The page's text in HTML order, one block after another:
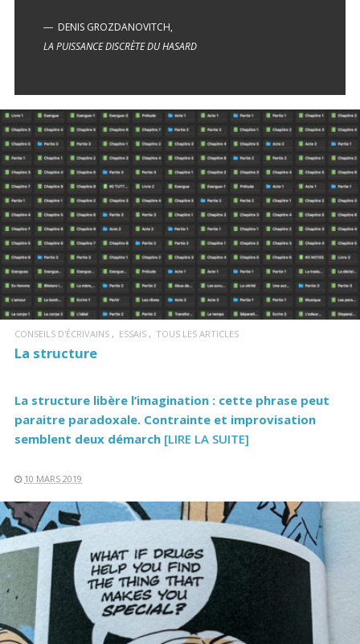
DENIS GROZDANOVITCH,
LA PUISSANCE DISCRÈTE DU HASARD
LIRE LA SUITE
CONSEILS D'ÉCRIVAINS ESSAIS TOUS LES ARTICLES
La structure
La structure libère l’imagination : cette phrase peut
paraitre paradoxale. Contrainte et improvisation
semblent deux démarch [LIRE LA SUITE]
10 MARS 2019